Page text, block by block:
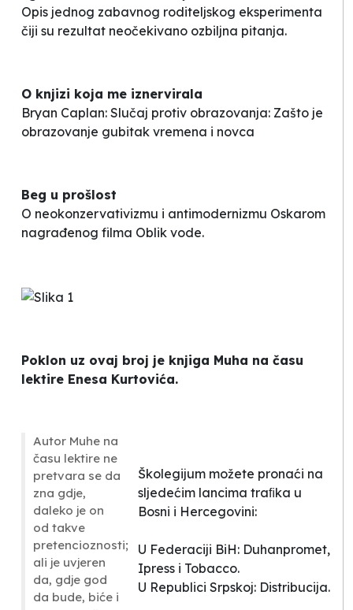
Opis jednog zabavnog roditeljskog eksperimenta
čiji su rezultat neočekivano ozbiljna pitanja.
O knjizi koja me iznervirala
Bryan Caplan: Slučaj protiv obrazovanja: Zašto je
obrazovanje gubitak vremena i novca
Beg u prošlost
O neokonzervativizmu i antimodernizmu Oskarom
nagrađenog filma Oblik vode.
Poklon uz ovaj broj je knjiga Muha na času
lektire Enesa Kurtovića.
Autor Muhe na
času lektire ne
pretvara se da
zna gdje,
daleko je on
od takve
pretencioznosti;
ali je uvjeren
da, gdje god
da bude, biće i
Školegijum možete pronaći na
sljedećim lancima traﬁka u
Bosni i Hercegovini:
U Federaciji BiH: Duhanpromet,
Ipress i Tobacco.
U Republici Srpskoj: Distribucija.